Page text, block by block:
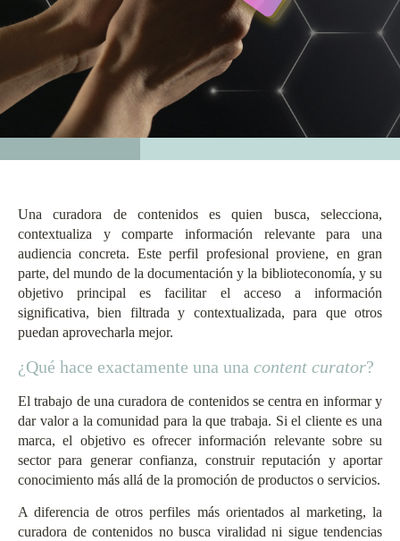
Una curadora de contenidos es quien busca, selecciona,
contextualiza y comparte información relevante para una
audiencia concreta. Este perfil profesional proviene, en gran
parte, del mundo de la documentación y la biblioteconomía, y su
objetivo principal es facilitar el acceso a información
significativa, bien filtrada y contextualizada, para que otros
puedan aprovecharla mejor.
¿Qué hace exactamente una una content curator?
El trabajo de una curadora de contenidos se centra en informar y
dar valor a la comunidad para la que trabaja. Si el cliente es una
marca, el objetivo es ofrecer información relevante sobre su
sector para generar confianza, construir reputación y aportar
conocimiento más allá de la promoción de productos o servicios.
A diferencia de otros perfiles más orientados al marketing, la
curadora de contenidos no busca viralidad ni sigue tendencias